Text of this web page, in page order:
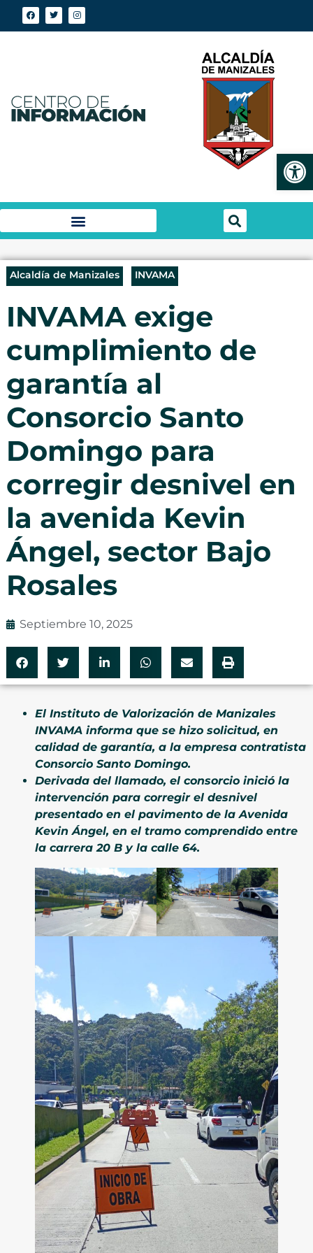
Alcaldía de Manizales INVAMA
INVAMA exige
cumplimiento de
garantía al
Consorcio Santo
Domingo para
corregir desnivel en
la avenida Kevin
Ángel, sector Bajo
Rosales
Septiembre 10, 2025
El Instituto de Valorización de Manizales
INVAMA informa que se hizo solicitud, en
calidad de garantía, a la empresa contratista
Consorcio Santo Domingo.
Derivada del llamado, el consorcio inició la
intervención para corregir el desnivel
presentado en el pavimento de la Avenida
Kevin Ángel, en el tramo comprendido entre
la carrera 20 B y la calle 64.